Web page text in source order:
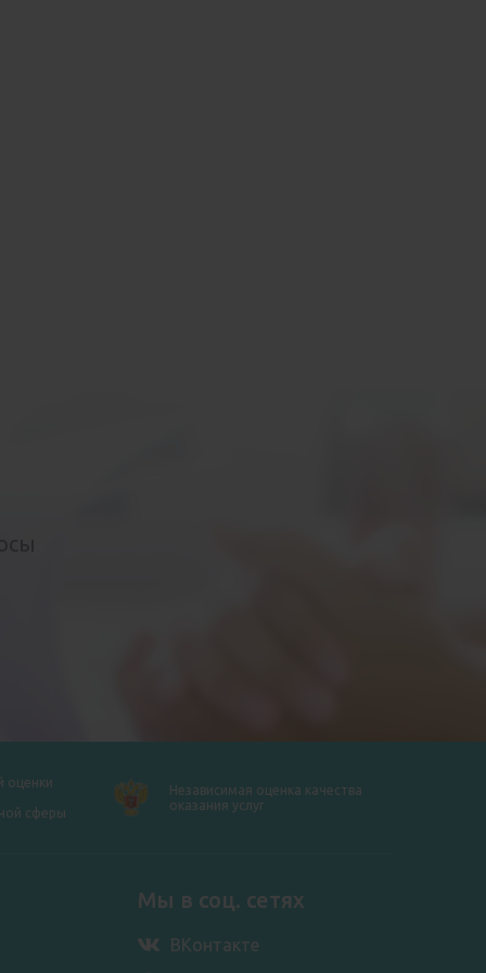
оценки
сферы
Независимая оценка качества
оказания услуг
Мы в соц. сетях
ВКонтакте